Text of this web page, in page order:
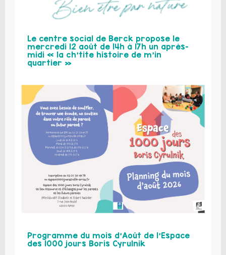
Le centre social de Berck propose le
mercredi 12 août de 14h à 17h un après-
midi « la ch’tite histoire de m’in
quartier »
Programme du mois d’Août de l’Espace
des 1000 jours Boris Cyrulnik